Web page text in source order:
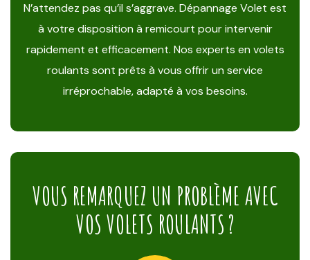
N’attendez pas qu’il s’aggrave. Dépannage Volet est
à votre disposition à remicourt pour intervenir
rapidement et efficacement. Nos experts en volets
roulants sont prêts à vous offrir un service
irréprochable, adapté à vos besoins.
VOUS REMARQUEZ UN PROBLÈME AVEC
VOS VOLETS ROULANTS ?